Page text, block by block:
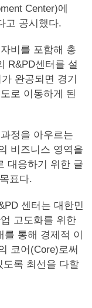
Center)에
고 공시했다.
비를 포함해 총
R&PD센터를 설
완공되면 경기
로 이동하게 된
정을 아우르는
비즈니스 영역을
대응하기 위한 글
표다.
센터는 대한민
고도화를 위한
를 통해 경제적 이
코어(Core)로써
도록 최선을 다할